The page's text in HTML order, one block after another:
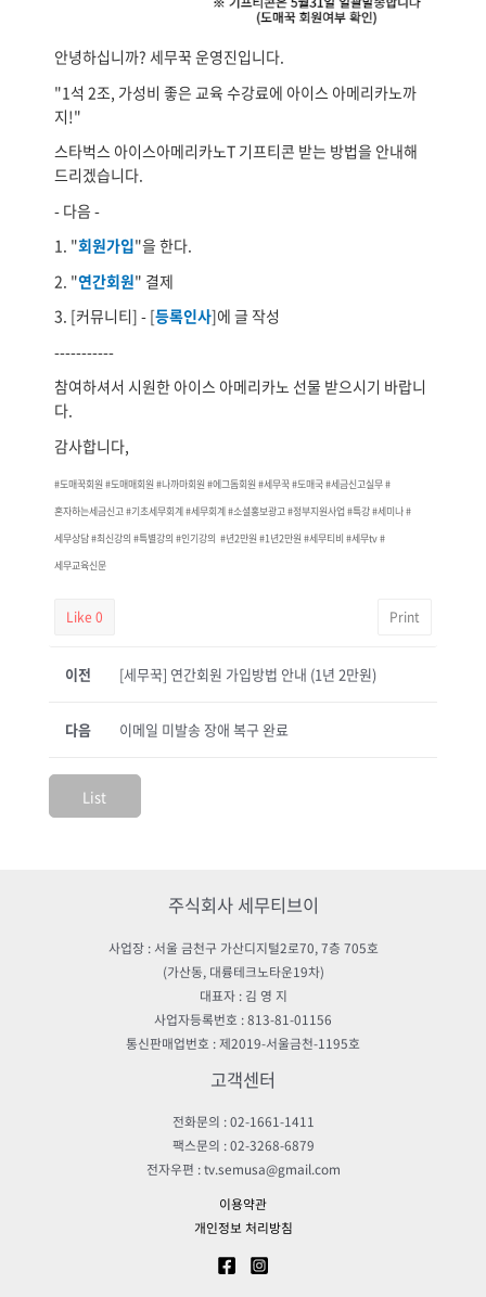
안녕하십니까? 세무꾹 운영진입니다.
"1석 2조, 가성비 좋은 교육 수강료에 아이스 아메리카노까
지!"
스타벅스 아이스아메리카노T 기프티콘 받는 방법을 안내해
드리겠습니다.
- 다음 -
1. "회원가입"을 한다.
2. "연간회원" 결제
3. [커뮤니티] - [등록인사]에 글 작성
-----------
참여하셔서 시원한 아이스 아메리카노 선물 받으시기 바랍니
다.
감사합니다,
#도매꾹회원 #도매매회원 #나까마회원 #에그돔회원 #세무꾹 #도매국#세금신고실무 #
혼자하는세금신고 #기초세무회계 #세무회계 #소셜홍보광고 #정부지원사업 #특강 #세미나 #
세무상담 #최신강의 #특별강의 #인기강의 #년2만원 #1년2만원 #세무티비 #세무tv #
세무교육신문
Like 0 Print
이전 [세무꾹] 연간회원 가입방법 안내 (1년 2만원)
이메일 미발송 장애 복구 완료
다음
List
주식회사 세무티브이
사업장 : 서울 금천구 가산디지털2로70, 7층 705호
(가산동, 대륭테크노타운19차)
대표자 : 김 영 지
사업자등록번호 : 813-81-01156
통신판매업번호 : 제2019-서울금천-1195호
고객센터
전화문의 : 02-1661-1411
팩스문의 : 02-3268-6879
전자우편 : tv.semusa@gmail.com
이용약관
개인정보 처리방침